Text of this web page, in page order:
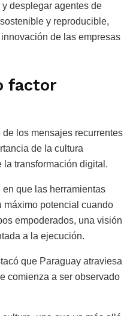
desplegar agentes de
y reproducible,
de las empresas
factor
los mensajes recurrentes
de la cultura
transformación digital.
que las herramientas
potencial cuando
empoderados, una visión
a la ejecución.
que Paraguay atraviesa
comienza a ser observado